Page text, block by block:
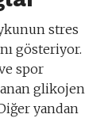
stres
gösteriyor.
spor
glikojen
yandan